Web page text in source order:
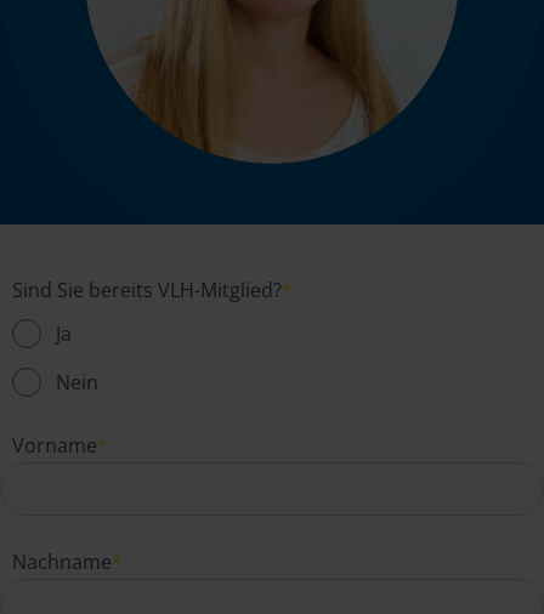
Sind Sie bereits VLH-Mitglied?*
Ja
Nein
Vorname*
Nachname*